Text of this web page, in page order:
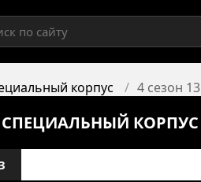
корпус 4 сезон
КОРПУС